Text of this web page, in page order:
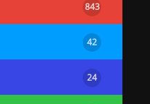
843
42
24